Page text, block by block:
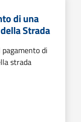
di una
Strada
di
strada